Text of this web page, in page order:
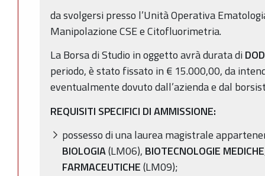
da svolgersi presso l’Unità Operativa
Manipolazione CSE e Citofluorimetria.
La Borsa di Studio in oggetto avrà durata di
periodo, è stato fissato in € 15.000,00, da
eventualmente dovuto dall’azienda e dal
REQUISITI SPECIFICI DI AMMISSIONE:
possesso di una laurea magistrale
BIOLOGIA(LM06), BIOTECNOLOGIE
FARMACEUTICHE(LM09);